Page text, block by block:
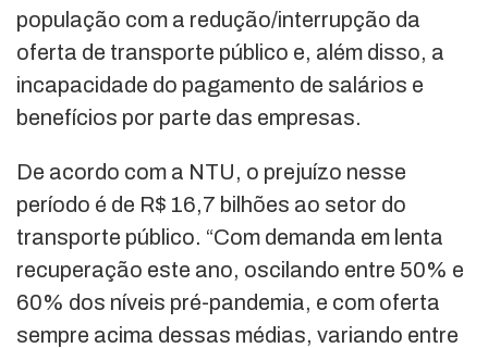
população com a redução/interrupção da
oferta de transporte público e, além disso, a
incapacidade do pagamento de salários e
benefícios por parte das empresas.
De acordo com a NTU, o prejuízo nesse
período é de R$ 16,7 bilhões ao setor do
transporte público. “Com demanda em lenta
recuperação este ano, oscilando entre 50% e
60% dos níveis pré-pandemia, e com oferta
sempre acima dessas médias, variando entre